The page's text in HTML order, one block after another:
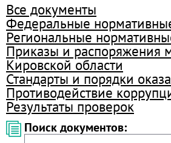
Все документы
Федеральные
Региональные
Приказы и распоряжения
Кировской области
Стандарты и порядки
Противодействие
Результаты проверок
Поиск документов: